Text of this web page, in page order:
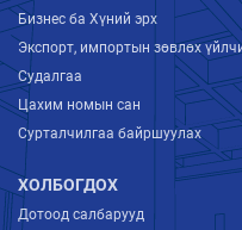
Бизнес ба Хүний эрх
Экспорт, импортын зөвлөх
Судалгаа
Цахим номын сан
Сурталчилгаа байршуулах
ХОЛБОГДОХ
Дотоод салбарууд